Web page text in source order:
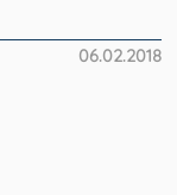
06.02.2018